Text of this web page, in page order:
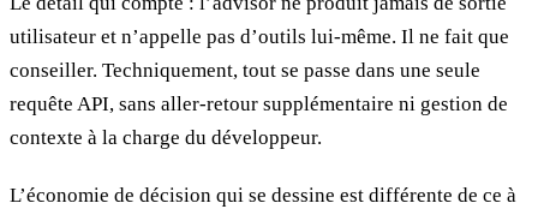
utilisateur et n’appelle pas d’outils lui-même. Il ne fait que
conseiller. Techniquement, tout se passe dans une seule
requête API, sans aller-retour supplémentaire ni gestion de
contexte à la charge du développeur.
L’économie de décision qui se dessine est différente de ce à